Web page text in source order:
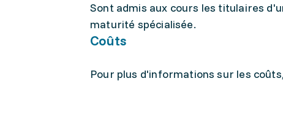
Sont admis aux cours les titulaires
maturité spécialisée.
Coûts
Pour plus d'informations sur les